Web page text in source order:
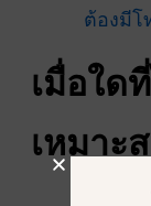
ต้องมีโ
เมื่อใด
เหมาะ